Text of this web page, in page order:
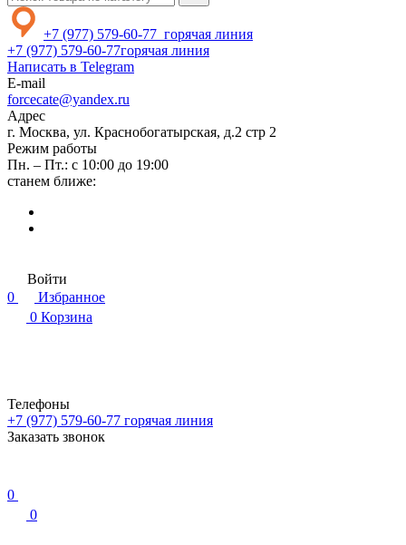
+7 (977) 579-60-77 горячая линия
+7 (977) 579-60-77горячая линия
Написать в Telegram
E-mail
forcecate@yandex.ru
Адрес
г. Москва, ул. Краснобогатырская, д.2 стр 2
Режим работы
Пн. – Пт.: с 10:00 до 19:00
станем ближе:
Войти
0
Избранное
0 Корзина
Телефоны
+7 (977) 579-60-77 горячая линия
Заказать звонок
0
0